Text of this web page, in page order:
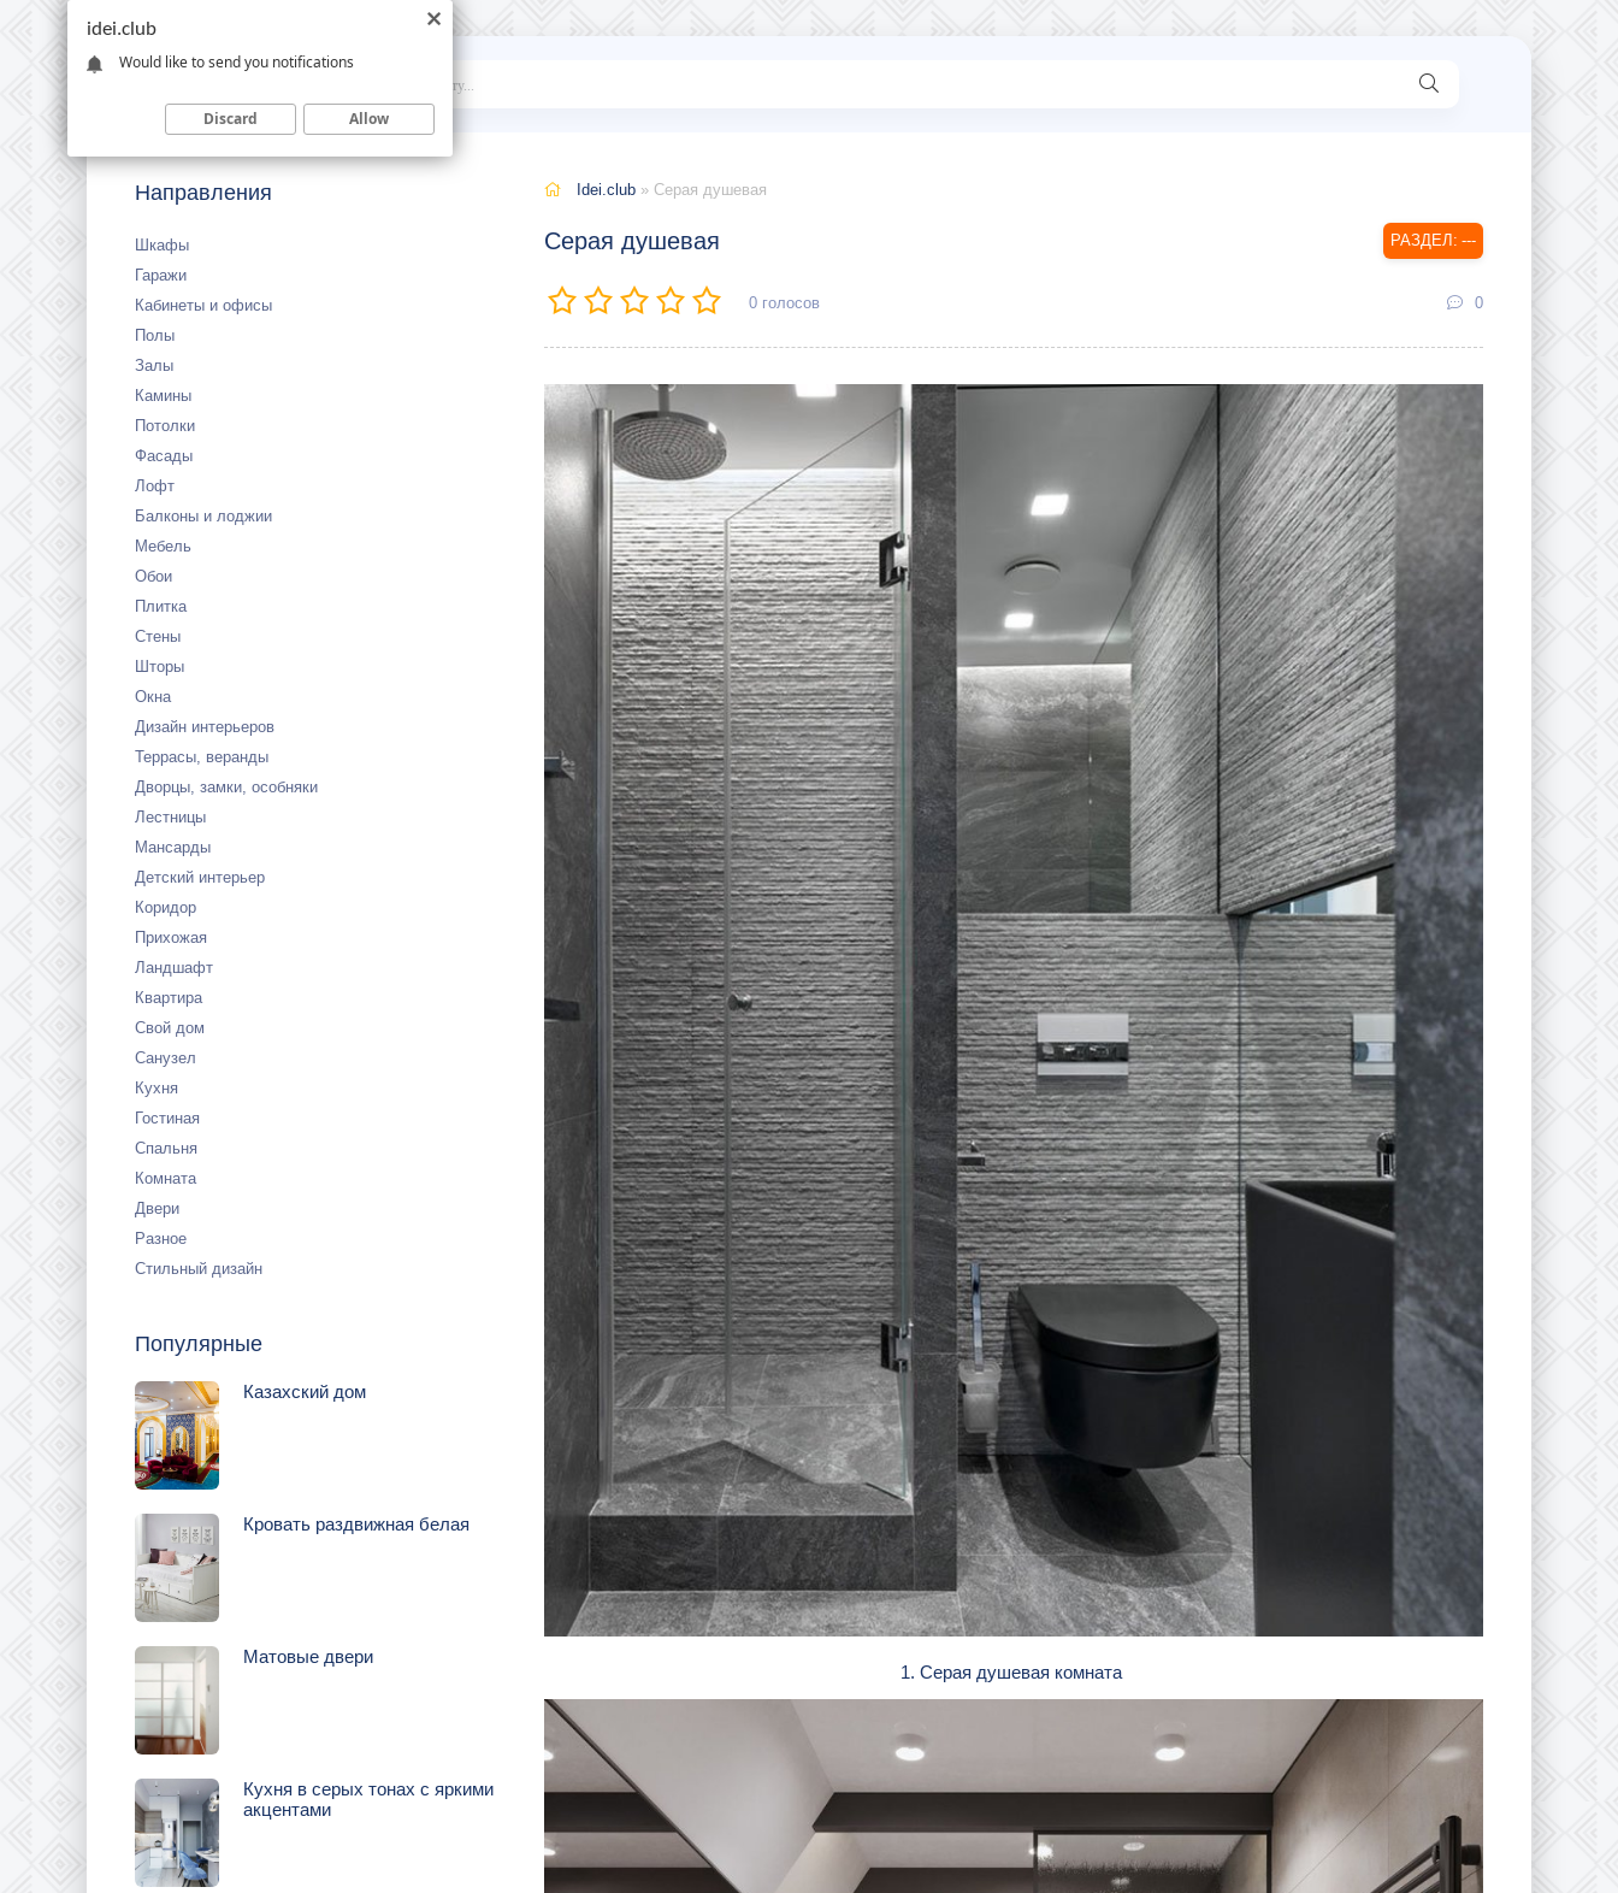
Idei
Направления
Шкафы
Гаражи
Кабинеты и офисы
Полы
Залы
Камины
Потолки
Фасады
Лофт
Балконы и лоджии
Мебель
Обои
Плитка
Стены
Шторы
Окна
Дизайн интерьеров
Террасы, веранды
Дворцы, замки, особняки
Лестницы
Мансарды
Детский интерьер
Коридор
Прихожая
Ландшафт
Квартира
Свой дом
Санузел
Кухня
Гостиная
Спальня
Комната
Двери
Разное
Стильный дизайн
Популярные
Казахский дом
Кровать раздвижная белая
Матовые двери
Кухня в серых тонах с яркими
акцентами
Idei.club » Серая душевая
Серая душевая ---
0 голосов 0
1. Серая душевая комната
idei.club
Would like to send you notifications
Discard Allow